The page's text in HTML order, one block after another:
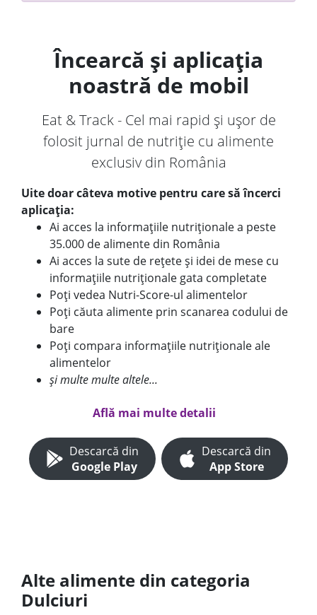
Încearcă și aplicația
noastră de mobil
Eat & Track - Cel mai rapid și ușor de
folosit jurnal de nutriție cu alimente
exclusiv din România
Uite doar câteva motive pentru care să încerci
aplicația:
Ai acces la informațiile nutriționale a peste
35.000 de alimente din România
Ai acces la sute de rețete și idei de mese cu
informațiile nutriționale gata completate
Poți vedea Nutri-Score-ul alimentelor
Poți căuta alimente prin scanarea codului de
bare
Poți compara informațiile nutriționale ale
alimentelor
și multe multe altele...
Află mai multe detalii
Descarcă din
Google Play
Descarcă din
App Store
Alte alimente din categoria
Dulciuri